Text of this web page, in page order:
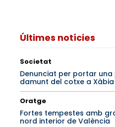
Últimes notícies
Societat
Denunciat per portar
damunt del cotxe a Xàbia
Oratge
Fortes tempestes amb
nord interior de València